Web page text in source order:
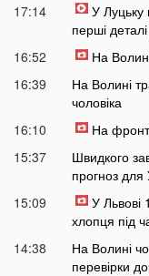
17:14
У Луцьку
перші
16:52
На
16:39
На Волині
чоловіка
16:10
На
15:37
Швидкого
прогноз для
15:09
У Львові
хлопця під
14:38
На Волині
перевірки